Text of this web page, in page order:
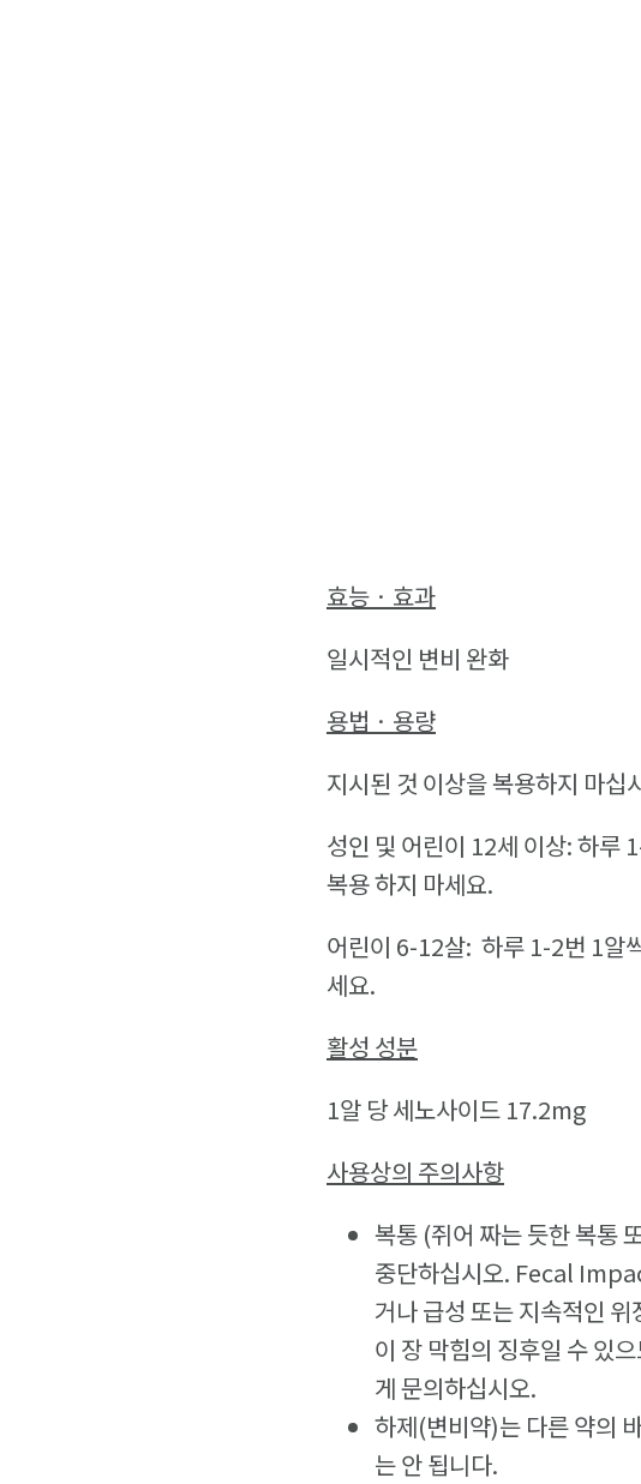
효능 · 효과
일시적인 변비 완화
용법 · 용량
지시된 것 이상을 복용하지 마십
성인 및 어린이 12세 이상: 하루
복용 하지 마세요.
어린이 6-12살: 하루 1-2번 1알
세요.
활성 성분
1알 당 세노사이드 17.2mg
사용상의 주의사항
복통 (쥐어 짜는 듯한 복통
중단하십시오. Fecal
거나 급성 또는 지속적인
이 장 막힘의 징후일 수 있
게 문의하십시오.
하제(변비약)는 다른 약의
는 안 됩니다.